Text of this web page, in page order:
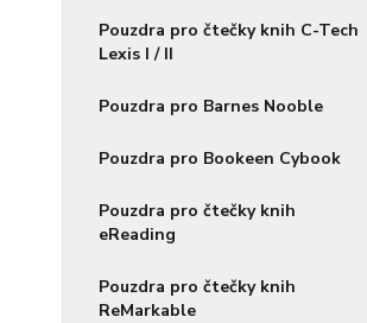
Pouzdra pro čtečky knih C-Tech
Lexis I / II
Pouzdra pro Barnes Nooble
Pouzdra pro Bookeen Cybook
Pouzdra pro čtečky knih
eReading
Pouzdra pro čtečky knih
ReMarkable